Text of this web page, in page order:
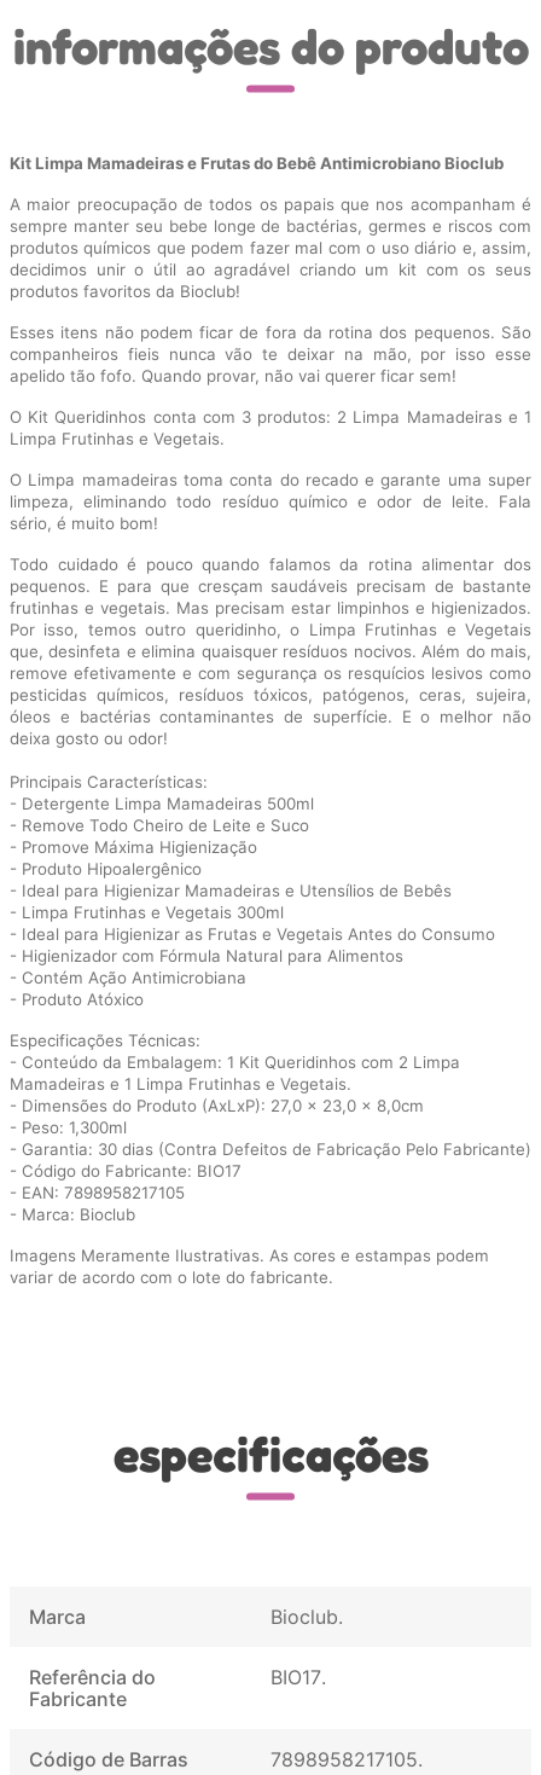
informações do produto
Kit Limpa Mamadeiras e Frutas do Bebê Antimicrobiano Bioclub
A maior preocupação de todos os papais que nos acompanham é
sempre manter seu bebe longe de bactérias, germes e riscos com
produtos químicos que podem fazer mal com o uso diário e, assim,
decidimos unir o útil ao agradável criando um kit com os seus
produtos favoritos da Bioclub!
Esses itens não podem ficar de fora da rotina dos pequenos. São
companheiros fieis nunca vão te deixar na mão, por isso esse
apelido tão fofo. Quando provar, não vai querer ficar sem!
O Kit Queridinhos conta com 3 produtos: 2 Limpa Mamadeiras e 1
Limpa Frutinhas e Vegetais.
O Limpa mamadeiras toma conta do recado e garante uma super
limpeza, eliminando todo resíduo químico e odor de leite. Fala
sério, é muito bom!
Todo cuidado é pouco quando falamos da rotina alimentar dos
pequenos. E para que cresçam saudáveis precisam de bastante
frutinhas e vegetais. Mas precisam estar limpinhos e higienizados.
Por isso, temos outro queridinho, o Limpa Frutinhas e Vegetais
que, desinfeta e elimina quaisquer resíduos nocivos. Além do mais,
remove efetivamente e com segurança os resquícios lesivos como
pesticidas químicos, resíduos tóxicos, patógenos, ceras, sujeira,
óleos e bactérias contaminantes de superfície. E o melhor não
deixa gosto ou odor!
Principais Características:
- Detergente Limpa Mamadeiras 500ml
- Remove Todo Cheiro de Leite e Suco
- Promove Máxima Higienização
- Produto Hipoalergênico
- Ideal para Higienizar Mamadeiras e Utensílios de Bebês
- Limpa Frutinhas e Vegetais 300ml
- Ideal para Higienizar as Frutas e Vegetais Antes do Consumo
- Higienizador com Fórmula Natural para Alimentos
- Contém Ação Antimicrobiana
- Produto Atóxico
Especificações Técnicas:
- Conteúdo da Embalagem: 1 Kit Queridinhos com 2 Limpa
Mamadeiras e 1 Limpa Frutinhas e Vegetais.
- Dimensões do Produto (AxLxP): 27,0 x 23,0 x 8,0cm
- Peso: 1,300ml
- Garantia: 30 dias (Contra Defeitos de Fabricação Pelo Fabricante)
- Código do Fabricante: BIO17
- EAN: 7898958217105
- Marca: Bioclub
Imagens Meramente Ilustrativas. As cores e estampas podem
variar de acordo com o lote do fabricante.
especificações
Marca Bioclub
Referência do
Fabricante
BIO17
Código de Barras 7898958217105